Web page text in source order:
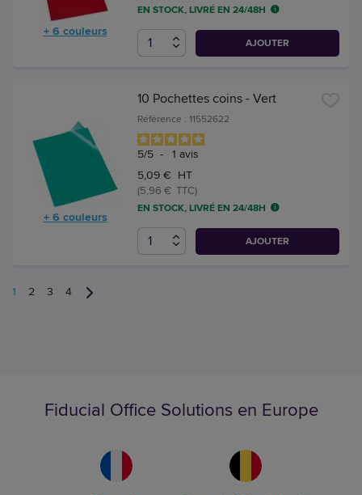
+ 6 couleurs
EN STOCK, LIVRÉ EN 24/48H
AJOUTER
+ 6 couleurs
10 Pochettes coins - Vert
Référence : 11552622
5/5 - 1 avis
5,09 € HT
(5,96 € TTC)
EN STOCK, LIVRÉ EN 24/48H
AJOUTER
1 2 3 4
Fiducial Office Solutions en Europe